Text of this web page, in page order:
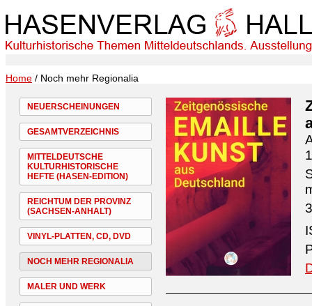
Home / Noch mehr Regionalia
NEUERSCHEINUNGEN
GESAMTVERZEICHNIS
MITTELDEUTSCHE
KULTURHISTORISCHE
HEFTE (HASEN-EDITION)
REICHTUM DER PROVINZ
(SACHSEN-ANHALT)
VINYL-PLATTEN, CD, DVD
NOCH MEHR REGIONALIA
MALER UND WERK